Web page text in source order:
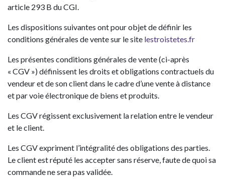
article 293 B du CGI.
Les dispositions suivantes ont pour objet de définir les
conditions générales de vente sur le site lestroistetes.fr
Les présentes conditions générales de vente (ci-après
« CGV ») définissent les droits et obligations contractuels du
vendeur et de son client dans le cadre d’une vente à distance
et par voie électronique de biens et produits.
Les CGV régissent exclusivement la relation entre le vendeur
et le client.
Les CGV expriment l’intégralité des obligations des parties.
Le client est réputé les accepter sans réserve, faute de quoi sa
commande ne sera pas validée.